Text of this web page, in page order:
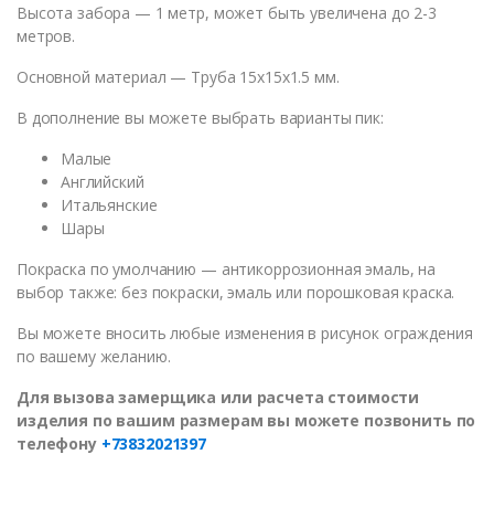
Высота забора — 1 метр, может быть увеличена до 2-3
метров.
Основной материал — Труба 15x15x1.5 мм.
В дополнение вы можете выбрать варианты пик:
Малые
Английский
Итальянские
Шары
Покраска по умолчанию — антикоррозионная эмаль, на
выбор также: без покраски, эмаль или порошковая краска.
Вы можете вносить любые изменения в рисунок ограждения
по вашему желанию.
Для вызова замерщика или расчета стоимости
изделия по вашим размерам вы можете позвонить по
телефону +73832021397